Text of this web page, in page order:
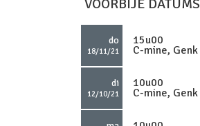
VOORBIJE DATUMS
do
18/11/21
15u00
C-mine, Genk
di
12/10/21
10u00
C-mine, Genk